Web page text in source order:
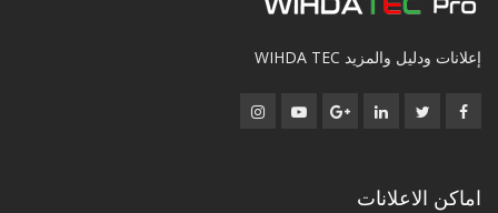
إعلانات ودليل والمزيد WIHDA TEC
اماكن الاعلانات